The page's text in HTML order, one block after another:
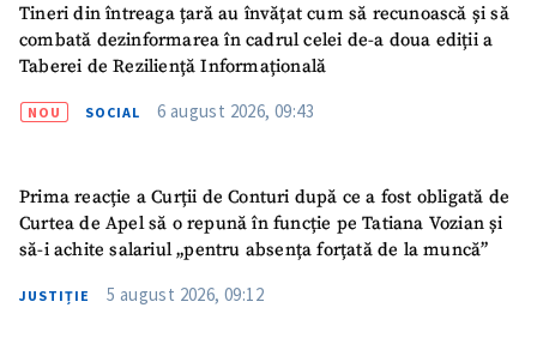
Tineri din întreaga țară au învățat cum să recunoască și să
combată dezinformarea în cadrul celei de-a doua ediții a
Taberei de Reziliență Informațională
NOU SOCIAL 6 august 2026, 09:43
Prima reacție a Curții de Conturi după ce a fost obligată de
Curtea de Apel să o repună în funcție pe Tatiana Vozian și
să-i achite salariul „pentru absența forțată de la muncă”
JUSTIȚIE 5 august 2026, 09:12
ȘTIREA MEA
Titlu știre
+ Adaugă titlu